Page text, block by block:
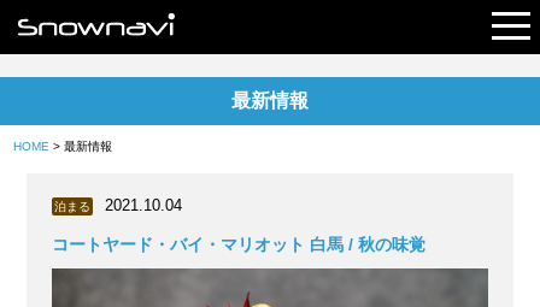
最新情報
HOME > 最新情報
泊まる 2021.10.04
コートヤード・バイ・マリオット 白馬 / 秋の味覚